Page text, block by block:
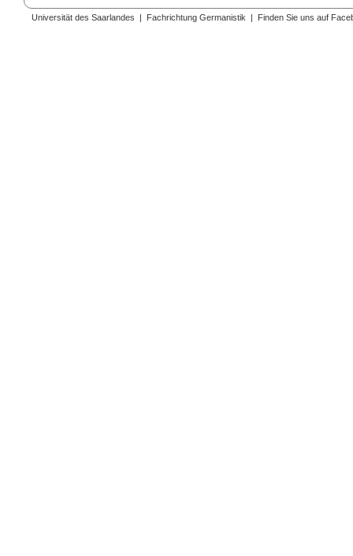
Universität des Saarlandes | Fachrichtung Germanistik | Finden Sie uns auf